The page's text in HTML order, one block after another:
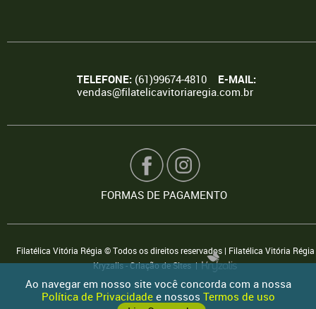
Ao navegar em nosso site você concorda com a nossa
Política de Privacidade e nossos Termos de uso
TELEFONE: (61)99674-4810
E-MAIL:
vendas@filatelicavitoriaregia.com.br
FORMAS DE PAGAMENTO
Filatélica Vitória Régia © Todos os direitos reservados | Filatélica Vitória Régia
Kryzalis - Criação de Sites |